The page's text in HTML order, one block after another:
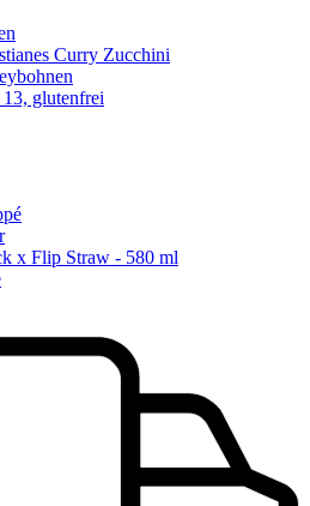
Curry Zucchini
glutenfrei
x Flip Straw - 580 ml